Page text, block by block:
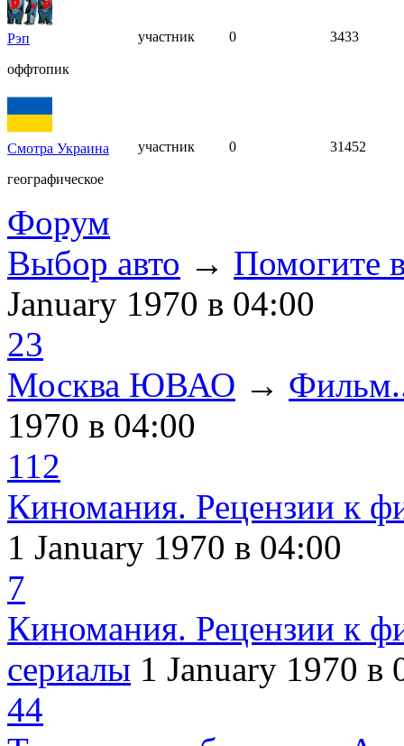
Рэп
оффтопик
участник 0 3433
Смотра Украина
географическое
участник 0 31452
Форум
Выбор авто → Помогите
January 1970 в 04:00
23
Москва ЮВАО →
1970 в 04:00
112
Киномания. Рецензии к
1 January 1970 в 04:00
7
Киномания. Рецензии к
сериалы 1 January 1970 в
44